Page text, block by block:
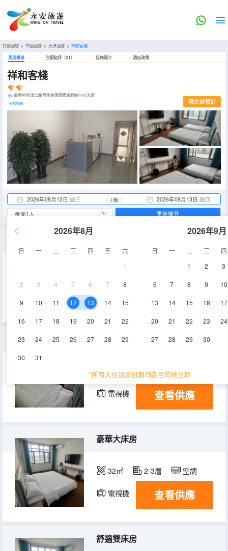
特價酒店 > 中國酒店 > 天津酒店 > 祥和客棧
酒店概览 住客點評（21） 設施簡介 酒店政策
祥和客棧
南蔡村京津公路西側金匯園東南側約140米處
全部設施> 現在就預訂
2026年08月12日 週三 2026年08月13日 週四
1 晚
2026年8月
日 一 二 三 四 五
六
1
2 3 4 5 6 7 8
9 10 11 12 13 14 15
16 17 18 19 20 21 22
23 24 25 26 27 28 29
30 31
2026年9月
日 一 二 三
四
1
2 3
6 7 8 9 10
13 14 15 16 17
20 21 22 23 24
27 28 29 30
*所有入住退房日期均為目的地日期
重新搜尋
空調
經濟三人間
40㎡ 3層 空調
電視機 查看供應
豪華大床房
32㎡ 2-3層 空調
電視機 查看供應
舒適雙床房